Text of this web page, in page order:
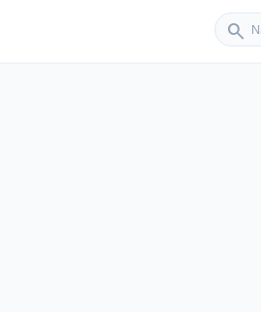
search
Sender